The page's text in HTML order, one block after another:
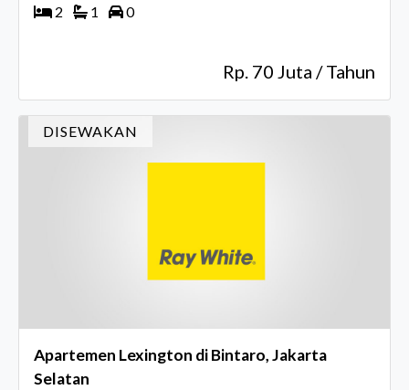
2 1 0
Rp. 70 Juta / Tahun
DISEWAKAN
Apartemen Lexington di Bintaro, Jakarta
Selatan